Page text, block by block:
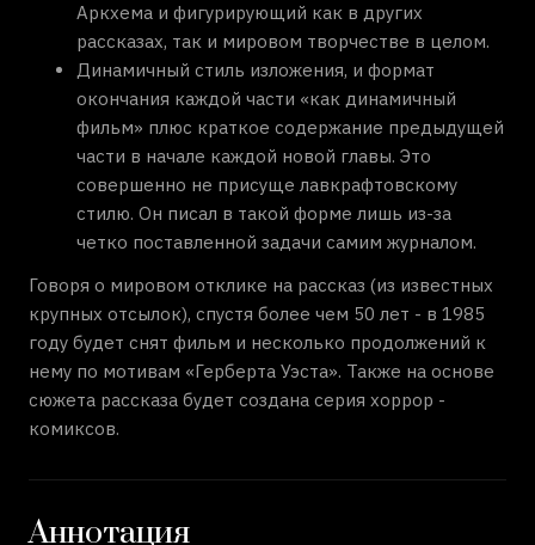
Аркхема и фигурирующий как в других
рассказах, так и мировом творчестве в целом.
Динамичный стиль изложения, и формат
окончания каждой части «как динамичный
фильм» плюс краткое содержание предыдущей
части в начале каждой новой главы. Это
совершенно не присуще лавкрафтовскому
стилю. Он писал в такой форме лишь из-за
четко поставленной задачи самим журналом.
Говоря о мировом отклике на рассказ (из известных
крупных отсылок), спустя более чем 50 лет - в 1985
году будет снят фильм и несколько продолжений к
нему по мотивам «Герберта Уэста». Также на основе
сюжета рассказа будет создана серия хоррор -
комиксов.
Аннотация